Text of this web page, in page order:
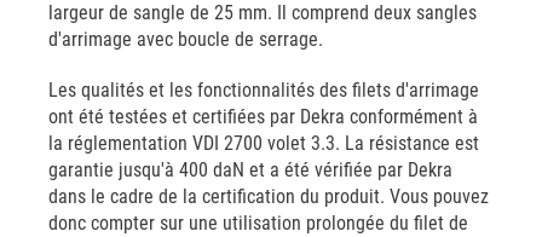
largeur de sangle de 25 mm. Il comprend deux sangles
d'arrimage avec boucle de serrage.
Les qualités et les fonctionnalités des filets d'arrimage
ont été testées et certifiées par Dekra conformément à
la réglementation VDI 2700 volet 3.3. La résistance est
garantie jusqu'à 400 daN et a été vérifiée par Dekra
dans le cadre de la certification du produit. Vous pouvez
donc compter sur une utilisation prolongée du filet de